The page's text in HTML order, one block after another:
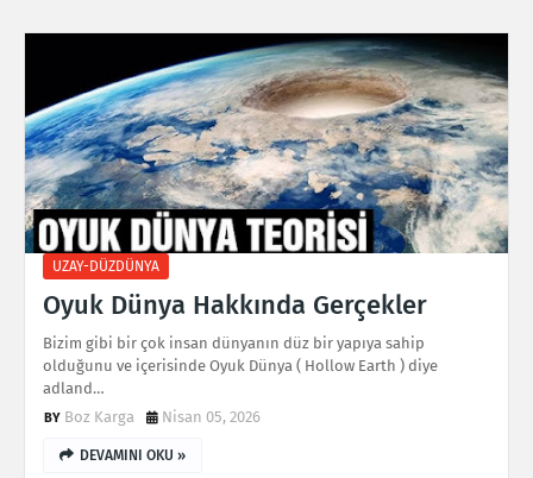
UZAY-DÜZDÜNYA
Oyuk Dünya Hakkında Gerçekler
Bizim gibi bir çok insan dünyanın düz bir yapıya sahip
olduğunu ve içerisinde Oyuk Dünya ( Hollow Earth ) diye
adland…
Boz Karga
Nisan 05, 2026
DEVAMINI OKU »